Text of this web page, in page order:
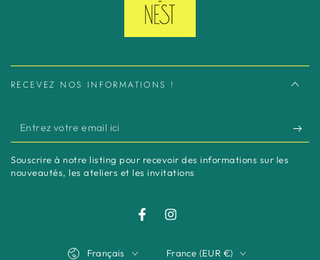
RECEVEZ NOS INFORMATIONS !
Entrez
votre
email
Souscrire à notre listing pour recevoir des informations sur les
nouveautés, les ateliers et les invitations
FacebookInstagram
Français France (EUR €)